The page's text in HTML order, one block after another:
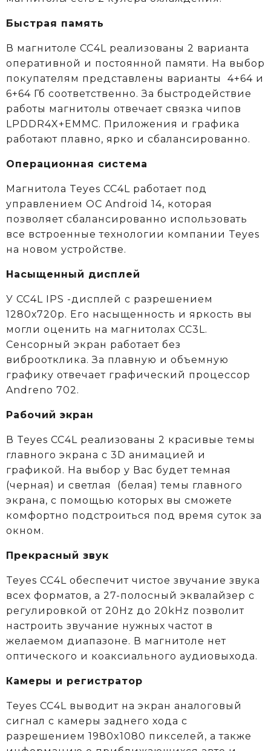
Быстрая память
В магнитоле CC4L реализованы 2 варианта
оперативной и постоянной памяти. На выбор
покупателям представлены варианты 4+64 и
6+64 Гб соответственно. За быстродействие
работы магнитолы отвечает связка чипов
LPDDR4X+EMMC. Приложения и графика
работают плавно, ярко и сбалансированно.
Операционная система
Магнитола Teyes CC4L работает под
управлением ОС Android 14, которая
позволяет сбалансированно использовать
все встроенные технологии компании Teyes
на новом устройстве.
Насыщенный дисплей
У CC4L IPS -дисплей с разрешением
1280х720р. Его насыщенность и яркость вы
могли оценить на магнитолах CC3L.
Сенсорный экран работает без
виброотклика. За плавную и объемную
графику отвечает графический процессор
Andreno 702.
Рабочий экран
В Teyes СС4L реализованы 2 красивые темы
главного экрана с 3D анимацией и
графикой. На выбор у Вас будет темная
(черная) и светлая (белая) темы главного
экрана, с помощью которых вы сможете
комфортно подстроиться под время суток за
окном.
Прекрасный звук
Teyes CC4L обеспечит чистое звучание звука
всех форматов, а 27-полосный эквалайзер с
регулировкой от 20Hz до 20kHz позволит
настроить звучание нужных частот в
желаемом диапазоне. В магнитоле нет
оптического и коаксиального аудиовыхода.
Камеры и регистратор
Teyes CC4L выводит на экран аналоговый
сигнал с камеры заднего хода с
разрешением 1980x1080 пикселей, а также